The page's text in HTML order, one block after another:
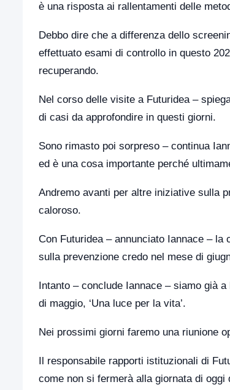
è una risposta ai rallentamenti delle
Debbo dire che a differenza dello
effettuato esami di controllo in questo
recuperando.
Nel corso delle visite a Futuridea –
di casi da approfondire in questi giorni.
Sono rimasto poi sorpreso – continua
ed è una cosa importante perché
Andremo avanti per altre iniziative sulla
caloroso.
Con Futuridea – annunciato Iannace –
sulla prevenzione credo nel mese di
Intanto – conclude Iannace – siamo già
di maggio, ‘Una luce per la vita’.
Nei prossimi giorni faremo una riunione
Il responsabile rapporti istituzionali di
come non si fermerà alla giornata di